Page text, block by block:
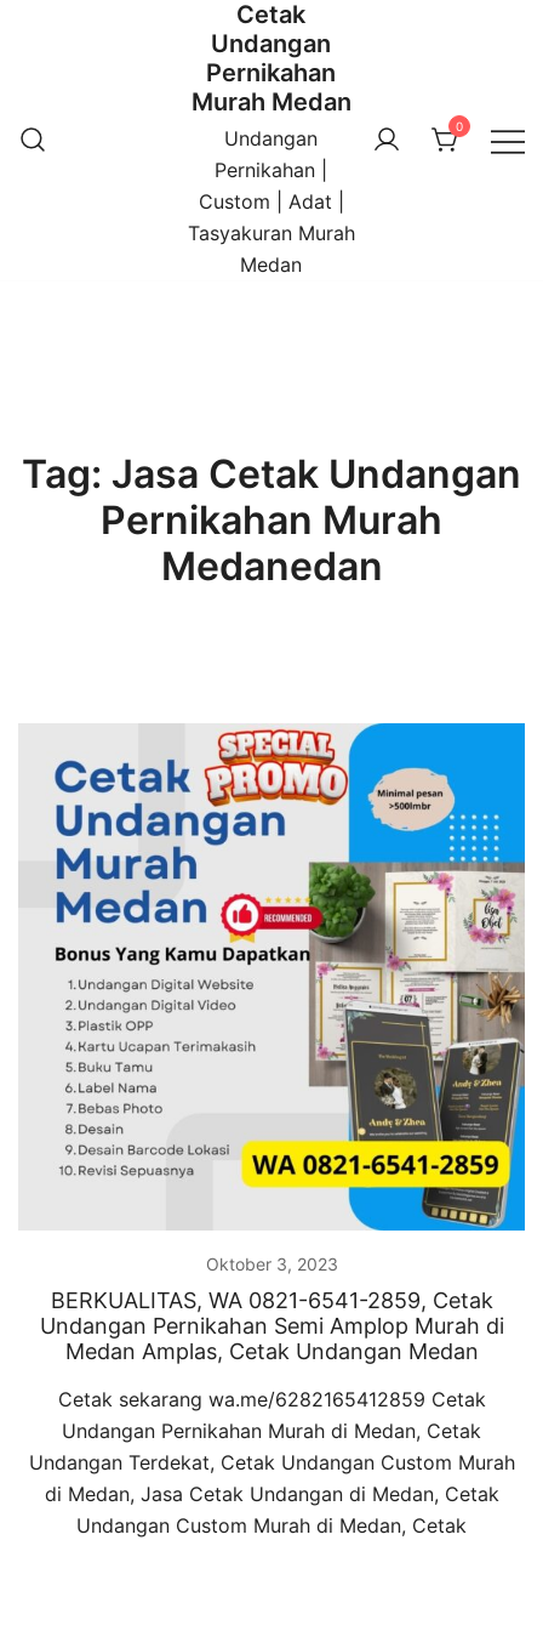
Cetak
Undangan
Pernikahan
Murah Medan
Undangan
Pernikahan |
Custom | Adat |
Tasyakuran Murah
Medan
0
Tag: Jasa Cetak Undangan
Pernikahan Murah
Medanedan
Oktober 3, 2023
BERKUALITAS, WA 0821-6541-2859, Cetak
Undangan Pernikahan Semi Amplop Murah di
Medan Amplas, Cetak Undangan Medan
Cetak sekarang wa.me/6282165412859 Cetak
Undangan Pernikahan Murah di Medan, Cetak
Undangan Terdekat, Cetak Undangan Custom Murah
di Medan, Jasa Cetak Undangan di Medan, Cetak
Undangan Custom Murah di Medan, Cetak